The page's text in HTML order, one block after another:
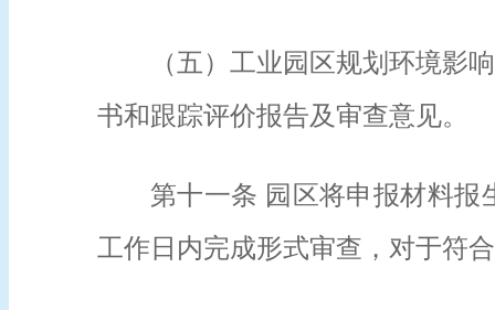
（五）工业园区规划环境影
书和跟踪评价报告及审查意见。
第十一条 园区将申报材料报
工作日内完成形式审查，对于符